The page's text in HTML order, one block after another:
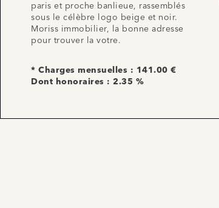
paris et proche banlieue, rassemblés
sous le célèbre logo beige et noir.
Moriss immobilier, la bonne adresse
pour trouver la votre.
* Charges mensuelles : 141.00 €
Dont honoraires : 2.35 %